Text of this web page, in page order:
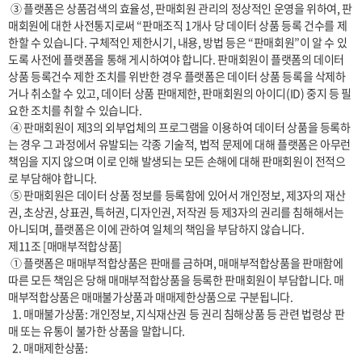
매회원에 대한 사전통지로써 “판매조직 1개사 당 데이터 상품 등록 건수를 제
한할 수 있습니다. 구체적인 제한시기, 내용, 방법 등은 “판매회원”이 알 수 있
도록 사전에 플랫폼을 통해 게시하여야 합니다. 판매회원이 플랫폼의 데이터
상품 등록건수 제한 조치를 위반한 경우 플랫폼은 데이터 상품 등록을 삭제하
거나 취소할 수 있고, 데이터 상품 판매제한, 판매회원의 아이디(ID) 중지 등 필
요한 조치를 취할 수 있습니다.
는 경우 그 과정에서 유발되는 각종 기술적, 법적 문제에 대해 플랫폼은 아무런
책임을 지지 않으며 이로 인해 발생되는 모든 손해에 대해 판매회원이 전적으
로 부담해야 합니다.
권, 초상권, 상표권, 특허권, 디자인권, 저작권 등 제3자의 권리를 침해해서는
아니되며, 플랫폼은 이에 관하여 일체의 책임을 부담하지 않습니다.
제11조 [매매부적합상품]
따른 모든 책임은 당해 매매부적합상품을 등록한 판매회원이 부담합니다. 매
매부적합상품은 매매불가상품과 매매제한상품으로 구분됩니다.
매 또는 유통이 불가한 상품을 말합니다.
  2. 매매제한상품: